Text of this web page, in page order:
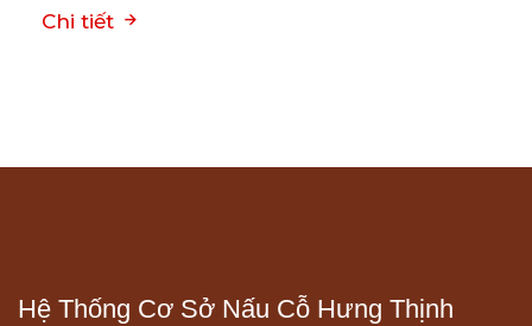
Chi tiết
Hệ Thống Cơ Sở Nấu Cỗ Hưng Thịnh